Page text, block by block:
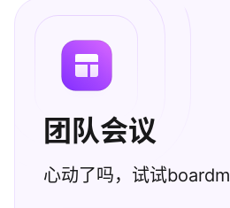
团队会议
心动了吗，试试